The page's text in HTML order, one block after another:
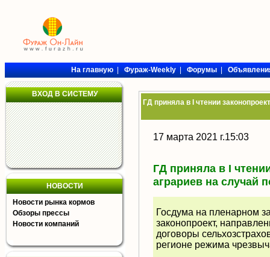
На главную|Фураж-Weekly|Форумы|
ВХОД В СИСТЕМУ
НОВОСТИ
Новости рынка кормов
Обзоры прессы
Новости компаний
ГД приняла в I чтении
17 марта 2021 г.15:03
ГД приняла в I
аграриев на случай
Госдума на пленарном
законопроект,
договоры
регионе режима